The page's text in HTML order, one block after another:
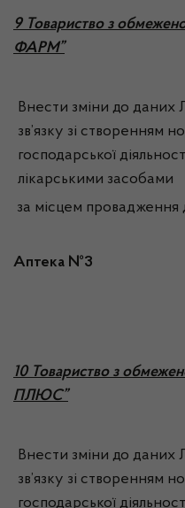
9 Товариство з
ФАРМ”
Внести зміни до даних
зв’язку зі створенням
господарської
лікарськими засобами
за місцем провадження
Аптека №3
10 Товариство з
ПЛЮС”
Внести зміни до даних
зв’язку зі створенням
господарської